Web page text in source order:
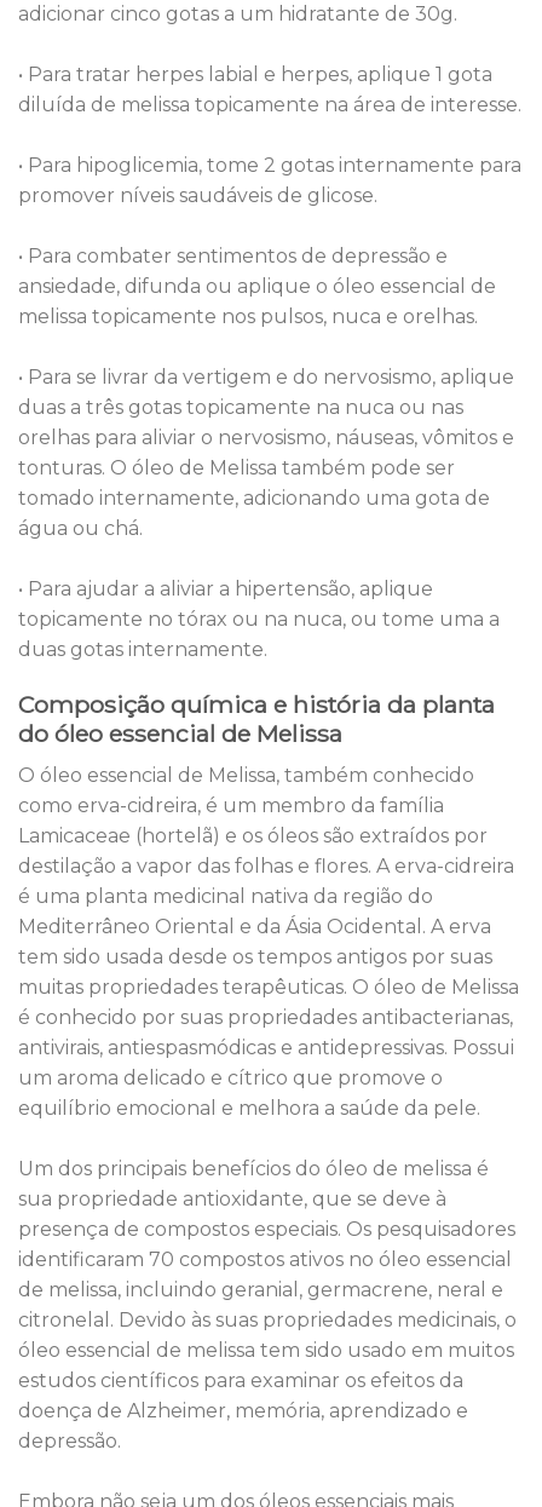
adicionar cinco gotas a um hidratante de 30g.
• Para tratar herpes labial e herpes, aplique 1 gota
diluída de melissa topicamente na área de interesse.
• Para hipoglicemia, tome 2 gotas internamente para
promover níveis saudáveis ​​de glicose.
• Para combater sentimentos de depressão e
ansiedade, difunda ou aplique o óleo essencial de
melissa topicamente nos pulsos, nuca e orelhas.
• Para se livrar da vertigem e do nervosismo, aplique
duas a três gotas topicamente na nuca ou nas
orelhas para aliviar o nervosismo, náuseas, vômitos e
tonturas. O óleo de Melissa também pode ser
tomado internamente, adicionando uma gota de
água ou chá.
• Para ajudar a aliviar a hipertensão, aplique
topicamente no tórax ou na nuca, ou tome uma a
duas gotas internamente.
Composição química e história da planta
do óleo essencial de Melissa
O óleo essencial de Melissa, também conhecido
como erva-cidreira, é um membro da família
Lamicaceae (hortelã) e os óleos são extraídos por
destilação a vapor das folhas e flores. A erva-cidreira
é uma planta medicinal nativa da região do
Mediterrâneo Oriental e da Ásia Ocidental. A erva
tem sido usada desde os tempos antigos por suas
muitas propriedades terapêuticas. O óleo de Melissa
é conhecido por suas propriedades antibacterianas,
antivirais, antiespasmódicas e antidepressivas. Possui
um aroma delicado e cítrico que promove o
equilíbrio emocional e melhora a saúde da pele.
Um dos principais benefícios do óleo de melissa é
sua propriedade antioxidante, que se deve à
presença de compostos especiais. Os pesquisadores
identificaram 70 compostos ativos no óleo essencial
de melissa, incluindo geranial, germacrene, neral e
citronelal. Devido às suas propriedades medicinais, o
óleo essencial de melissa tem sido usado em muitos
estudos científicos para examinar os efeitos da
doença de Alzheimer, memória, aprendizado e
depressão.
Embora não seja um dos óleos essenciais mais